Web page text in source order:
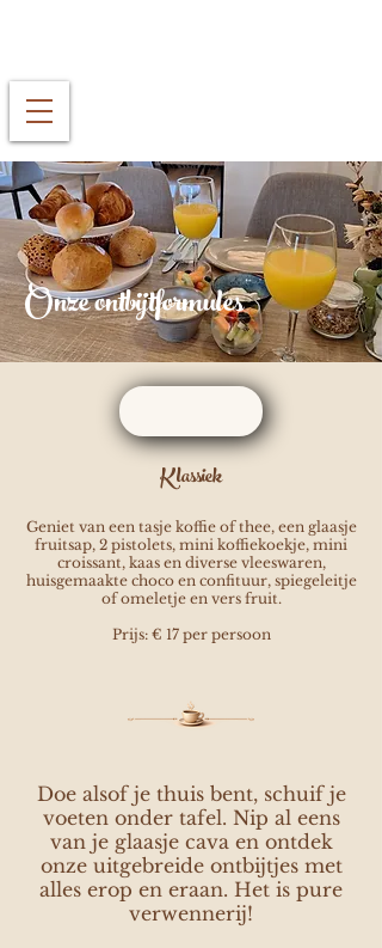
Onze ontbijtformules
Klassiek
Geniet van een tasje koffie of thee, een glaasje
fruitsap, 2 pistolets, mini koffiekoekje, mini
croissant, kaas en diverse vleeswaren,
huisgemaakte choco en confituur, spiegeleitje
of omeletje en vers fruit.
Prijs: € 17 per persoon
Doe alsof je thuis bent, schuif je
voeten onder tafel. Nip al eens
van je glaasje cava en ontdek
onze uitgebreide ontbijtjes met
alles erop en eraan. Het is pure
verwennerij!